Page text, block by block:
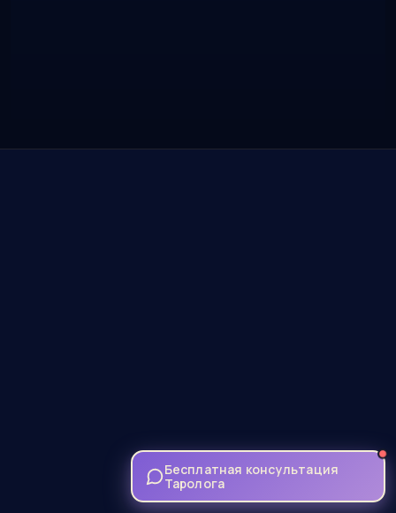
Бесплатная консультация
Таролога